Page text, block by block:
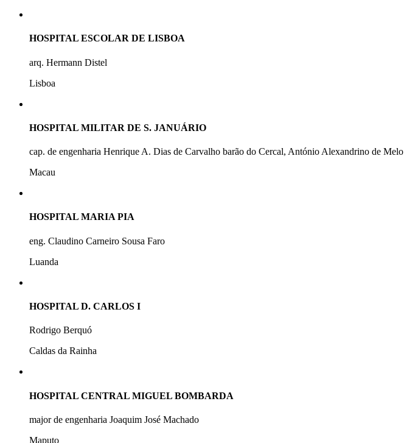
HOSPITAL ESCOLAR DE LISBOA
arq. Hermann Distel
Lisboa
HOSPITAL MILITAR DE S. JANUÁRIO
cap. de engenharia Henrique A. Dias de Carvalho barão do Cercal, António Alexandrino de Melo
Macau
HOSPITAL MARIA PIA
eng. Claudino Carneiro Sousa Faro
Luanda
HOSPITAL D. CARLOS I
Rodrigo Berquó
Caldas da Rainha
HOSPITAL CENTRAL MIGUEL BOMBARDA
major de engenharia Joaquim José Machado
Maputo